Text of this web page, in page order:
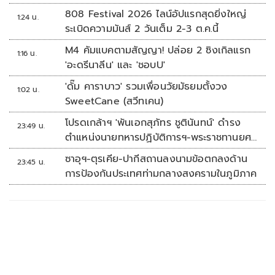
1:24 น.
808 Festival 2026 ไลน์อัปแรกสุดยิ่งใหญ่
ระเบิดความมันส์ 2 วันเต็ม 2-3 ต.ค.นี้
1:16 น.
M4 คัมแบคตามสัญญา! ปล่อย 2 ซิงเกิลแรก
'อะดรีนาลีน' และ 'ชอบU'
1:02 น.
'ดั๊ม คาราบาว' รวมเพื่อนวัยมัธยมตั้งวง
SweetCane (สวีทเคน)
23:49 น.
โปรดเกล้าฯ 'พันเอกสุภัทร ชูตินันทน์' ดำรง
ตำแหน่งนายทหารปฏิบัติการฯ-พระราชทานยศ
'พลตรี'
23:45 น.
ซาอุฯ-ตุรเคีย-ปากีสถานลงนามข้อตกลงด้าน
การป้องกันประเทศท่ามกลางสงครามในภูมิภาค